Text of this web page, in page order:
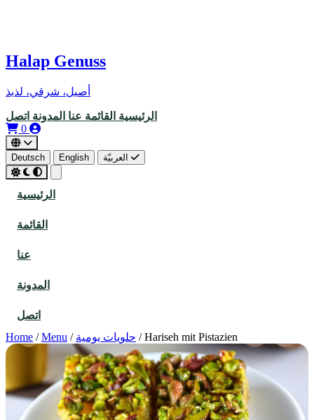
Halap Genuss
أصيل، شرقي، لذيذ
الرئيسية القائمة عنا المدونة اتصل
0
Deutsch English
الرئيسية
القائمة
عنا
المدونة
اتصل
Home / Menu / حلويات يومية / Hariseh mit Pistazien